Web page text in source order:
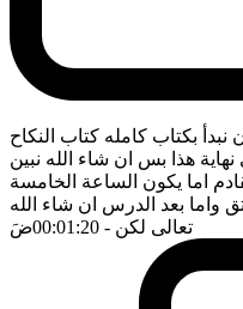
نبدأ بكتاب كامله كتاب النكاح
هذا بس ان شاء الله نبين
اما يكون الساعة الخامسة
واما بعد الدرس ان شاء الله
تعالى لكن - 00:01:20 ضَ